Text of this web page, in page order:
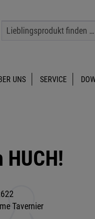
UNS SERVICE
Tavernier